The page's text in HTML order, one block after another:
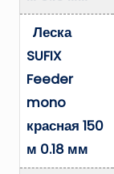
Леска
SUFIX
Feeder
mono
красная 150
м 0.18 мм